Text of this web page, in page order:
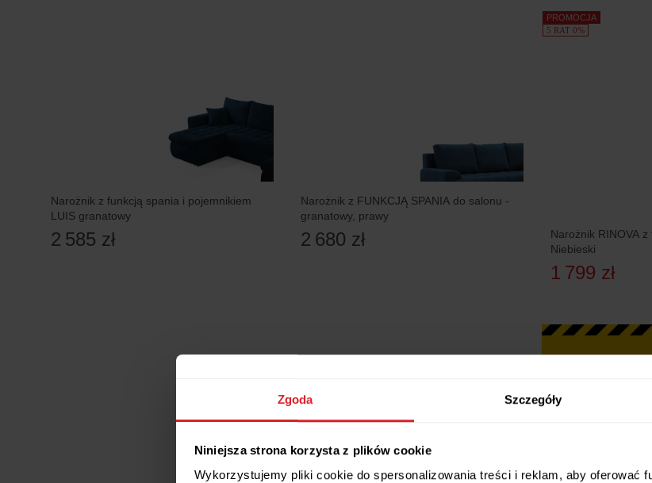
Zgoda Szczegóły
Niniejsza strona korzysta z plików cookie
Wykorzystujemy pliki cookie do spersonalizowania treści i reklam, aby oferować
Narożnik z funkcją spania i pojemnikiem
LUIS granatowy
2 585 zł
Narożnik z FUNKCJĄ SPANIA do salonu -
granatowy, prawy
2 680 zł
PROMOCJA
5 RAT 0%
Narożnik RINOVA
Niebieski
1 799 zł